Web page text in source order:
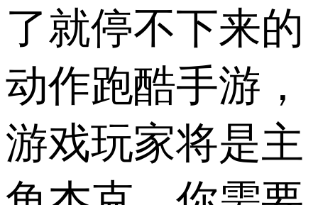
了就停不下来的
动作跑酷手游，
游戏玩家将是主